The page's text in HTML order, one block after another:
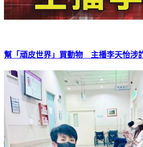
幫「頑皮世界」買動物 主播李天怡涉